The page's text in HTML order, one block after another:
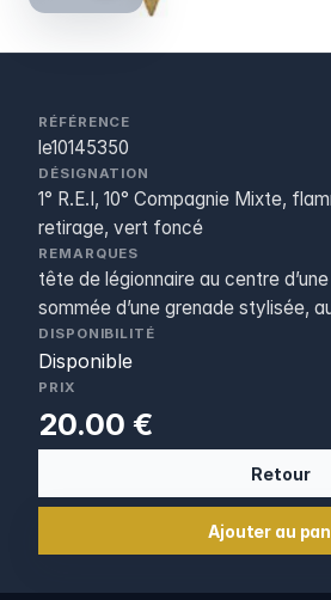
RÉFÉRENCE
le10145350
DÉSIGNATION
1° R.E.I, 10° Compagnie Mixte,
retirage, vert foncé
REMARQUES
tête de légionnaire au centre
sommée d’une grenade stylisée,
DISPONIBILITÉ
Disponible
PRIX
20.00 €
Retour
Ajouter au